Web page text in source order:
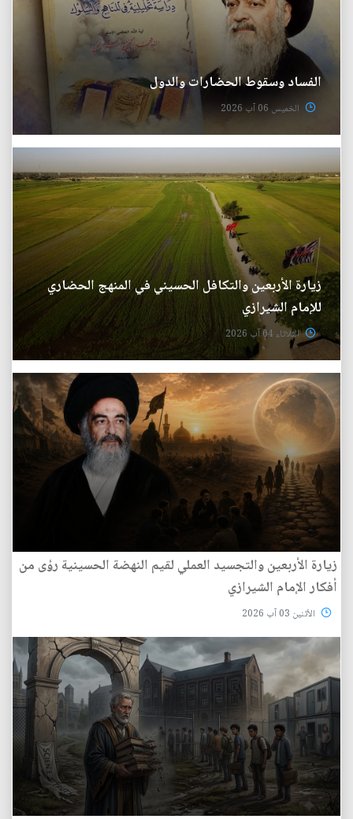
الفساد وسقوط الحضارات والدول
الخميس 06 آب 2026
زيارة الأربعين والتكافل الحسيني في المنهج الحضاري
للإمام الشيرازي
الثلاثاء 04 آب 2026
زيارة الأربعين والتجسيد العملي لقيم النهضة الحسينية رؤى من
أفكار الإمام الشيرازي
الأثنين 03 آب 2026